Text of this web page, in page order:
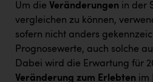
Wir besiegen Krebs
Wirtschaftskammer OÖ
ZGONC
ZULuft - Zukunft Luft Austria
Um die Veränderungen in der
vergleichen zu können,
sofern nicht anders
Prognosewerte, auch solche
Dabei wird die Erwartung für
Veränderung zum Erlebten im